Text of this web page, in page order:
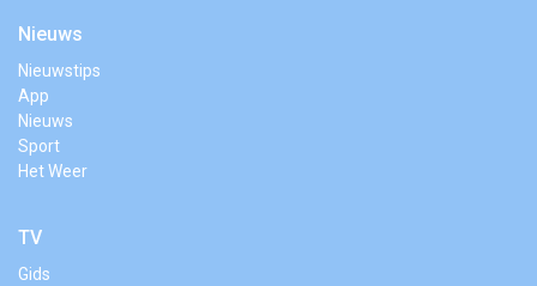
Nieuws
Nieuwstips
App
Nieuws
Sport
Het Weer
TV
Gids